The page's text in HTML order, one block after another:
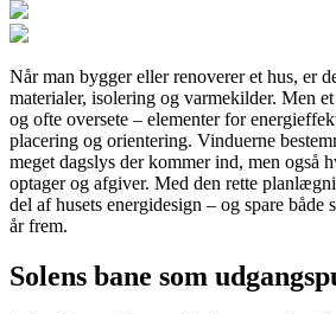
Når man bygger eller renoverer et hus, er
materialer, isolering og varmekilder. Men
og ofte oversete – elementer for
placering og orientering. Vinduerne
meget dagslys der kommer ind, men også
optager og afgiver. Med den rette
del af husets energidesign – og spare både
år frem.
Solens bane som